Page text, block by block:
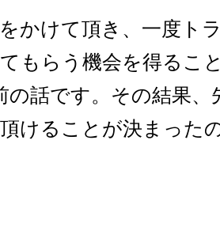
かけて頂き、一度ト
もらう機会を得るこ
の話です。その結果、
けることが決まった